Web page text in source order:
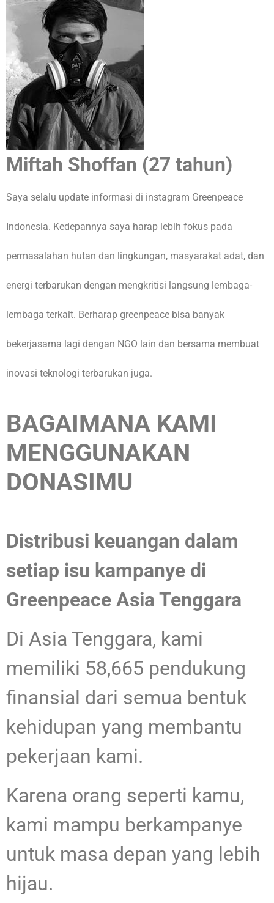
Miftah Shoffan (27 tahun)
Saya selalu update informasi di instagram Greenpeace
Indonesia. Kedepannya saya harap lebih fokus pada
permasalahan hutan dan lingkungan, masyarakat adat, dan
energi terbarukan dengan mengkritisi langsung lembaga-
lembaga terkait. Berharap greenpeace bisa banyak
bekerjasama lagi dengan NGO lain dan bersama membuat
inovasi teknologi terbarukan juga.
BAGAIMANA KAMI
MENGGUNAKAN
DONASIMU
Distribusi keuangan dalam
setiap isu kampanye di
Greenpeace Asia Tenggara
Di Asia Tenggara, kami
memiliki 58,665 pendukung
finansial dari semua bentuk
kehidupan yang membantu
pekerjaan kami.
Karena orang seperti kamu,
kami mampu berkampanye
untuk masa depan yang lebih
hijau.